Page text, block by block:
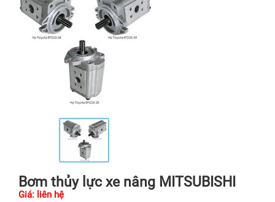
Bơm thủy lực xe nâng MITSUBISHI
Giá: liên hệ